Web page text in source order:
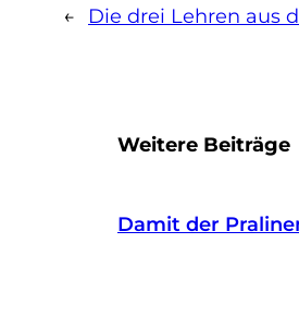
← Die drei Lehren aus
Weitere Beiträge
Damit der